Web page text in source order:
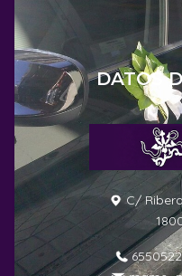
DATOS
C/